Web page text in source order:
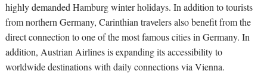
highly demanded Hamburg winter holidays. In addition to tourists
from northern Germany, Carinthian travelers also benefit from the
direct connection to one of the most famous cities in Germany. In
addition, Austrian Airlines is expanding its accessibility to
worldwide destinations with daily connections via Vienna.